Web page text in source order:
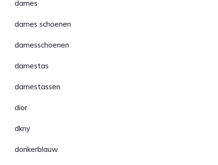
dames
dames schoenen
damesschoenen
damestas
damestassen
dior
dkny
donkerblauw